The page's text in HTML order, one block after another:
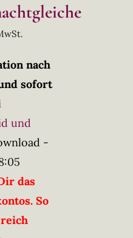
nach
sofort
und
-
das
So